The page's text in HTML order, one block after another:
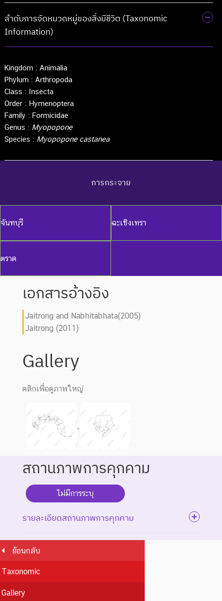
ลำดับการจัดหมวดหมู่ของสิ่งมีชีวิต (Taxonomic
Information)
Kingdom : Animalia
Phylum : Arthropoda
Class :Insecta
Order : Hymenoptera
Family :Formicidae
Genus : Myopopone
Species : Myopopone castanea
การกระจาย
จันทบุรี ฉะเชิงเทรา
ตราด
เอกสารอ้างอิง
Jaitrong and Nabhitabhata(2005)
Jaitrong (2011)
Gallery
คลิกเพื่อดูภาพใหญ่
สถานภาพการคุกคาม
ไม่มีการระบุ
รายละเอียดสถานภาพการคุกคาม
EX : Extinct
ย้อนกลับ
Taxonomic
Gallery